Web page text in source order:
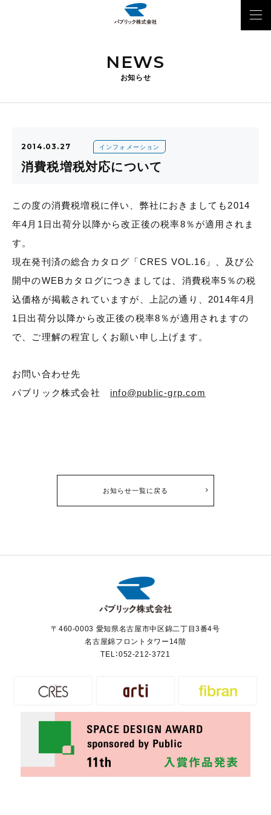
NEWS
お知らせ
2014.03.27 インフォメーション
消費税増税対応について
この度の消費税増税に伴い、弊社におきましても2014
年4月1日出荷分以降から改正後の税率8％が適用されま
す。
現在発刊済の総合カタログ「CRES VOL.16」、及び公
開中のWEBカタログにつきましては、消費税率5％の税
込価格が掲載されていますが、上記の通り、2014年4月
1日出荷分以降から改正後の税率8％が適用されますの
で、ご理解の程宜しくお願い申し上げます。
お問い合わせ先
パブリック株式会社 info@public-grp.com
お知らせ一覧に戻る
〒460-0003 愛知県名古屋市中区錦二丁目3番4号
名古屋錦フロントタワー14階
TEL：052-212-3721